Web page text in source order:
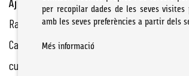
Rambla Onze de Setembre, 107
Cassà de la Selva Tel. 972 460 005
culturacassa@cassa.cat
per recopilar dades de les seves
amb les seves preferències a partir dels
Més informació